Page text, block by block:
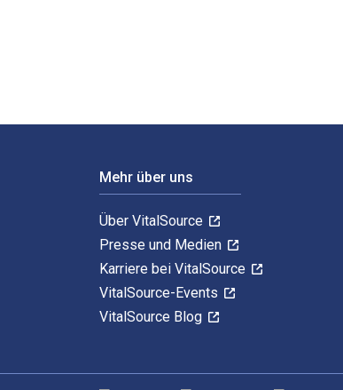
Mehr über uns
Über VitalSource
Presse und Medien
Karriere bei VitalSource
VitalSource-Events
VitalSource Blog